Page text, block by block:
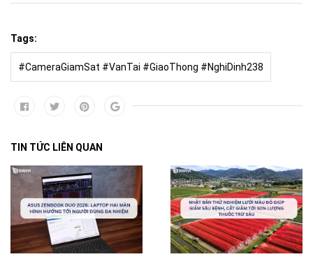
Tags:
#CameraGiamSat #VanTai #GiaoThong #NghiDinh238
TIN TỨC LIÊN QUAN